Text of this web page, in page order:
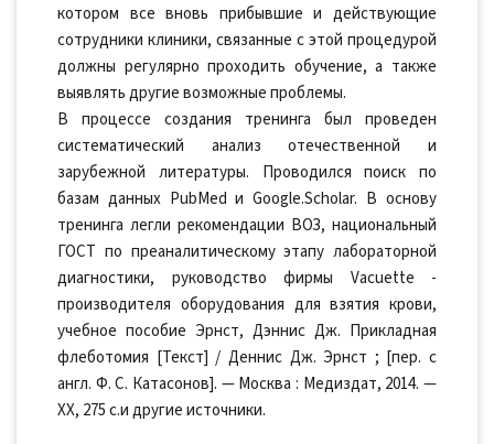
котором все вновь прибывшие и действующие
сотрудники клиники, связанные с этой процедурой
должны регулярно проходить обучение, а также
выявлять другие возможные проблемы.
В процессе создания тренинга был проведен
систематический анализ отечественной и
зарубежной литературы. Проводился поиск по
базам данных PubMed и Google.Scholar. В основу
тренинга легли рекомендации ВОЗ, национальный
ГОСТ по преаналитическому этапу лабораторной
диагностики, руководство фирмы Vacuette -
производителя оборудования для взятия крови,
учебное пособие Эрнст, Дэннис Дж. Прикладная
флеботомия [Текст] / Деннис Дж. Эрнст ; [пер. с
англ. Ф. С. Катасонов]. — Москва : Медиздат, 2014. —
XX, 275 с.и другие источники.